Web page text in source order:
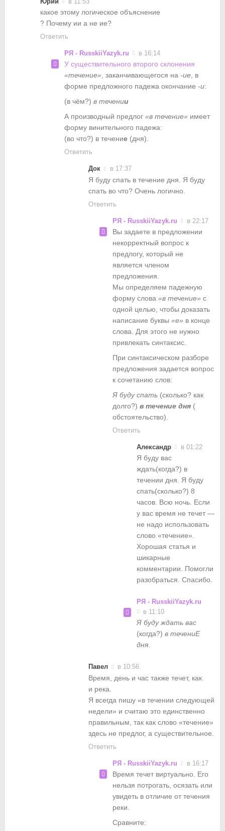
какое этому логическое объяснение
? Почему ии а не ие?
Ответить
РЯ - RusskiiYazyk.ru в 16:14
У существительного второго склонения
«течение», заканчивающегося на -ие, в
форме предложного падежа окончание -и:
(в чём?) в течении
А производный предлог «в течение» имеет
форму винительного падежа:
(во что?) в течение (дня).
Ответить
Док в 17:37
Я буду спать в течение дня. Я буду
спать во что? Очень логично.
Ответить
РЯ - RusskiiYazyk.ru в 22:17
Вы задаете в предложении
некорректный вопрос к
предлогу, который не
является членом
предложения.
Мы определяем падежную
форму слова «в течение» с
одной целью, чтобы доказать
написание буквы «е» в конце
слова. Для этого не нужно
привлекать синтаксис.
При синтаксическом разборе
предложения задается вопрос
к сочетанию слов:
Я буду спать (сколько? как
долго?) в течение дня (
обстоятельство).
Ответить
Александр в 01:22
Я буду вас
ждать(когда?) в
течении дня. Я буду
спать(сколько?) 8
часов. Всю ночь. Если
у вас время не течет —
не надо использовать
слово «течение».
Хорошая статья и
шикарные
комментарии. Помогли
разобраться. Спасибо.
РЯ - RusskiiYazyk.ru
в 11:10
Я буду ждать вас
(когда?) в течениЕ
дня.
Павел в 10:56
Время, день и час также течет, как
и река.
Я всегда пишу «в течении следующей
недели» и считаю это единственно
правильным, так как слово «течение»
здесь не предлог, а существительное.
Ответить
РЯ - RusskiiYazyk.ru в 16:17
Время течет виртуально. Его
нельзя потрогать, осязать или
увидеть в отличие от течения
реки.
Сравните: